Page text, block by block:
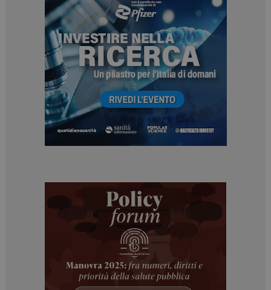
ARRAffinitySameSite
Microsoft Corporation
.www.dailyhealthindustry.it